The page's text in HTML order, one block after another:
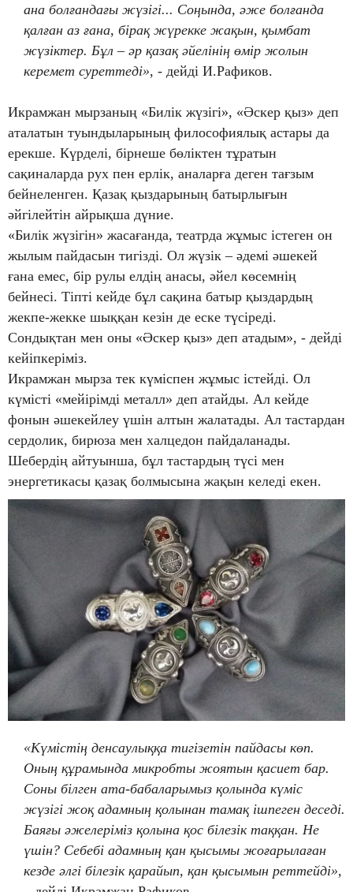
ана болғандағы жүзігі... Соңында, әже болғанда
қалған аз ғана, бірақ жүрекке жақын, қымбат
жүзіктер. Бұл – әр қазақ әйелінің өмір жолын
керемет суреттеді», - дейді И.Рафиков.
Икрамжан мырзаның «Билік жүзігі», «Әскер қыз» деп
аталатын туындыларының философиялық астары да
ерекше. Күрделі, бірнеше бөліктен тұратын
сақиналарда рух пен ерлік, аналарға деген тағзым
бейнеленген. Қазақ қыздарының батырлығын
әйгілейтін айрықша дүние.
«Билік жүзігін» жасағанда, театрда жұмыс істеген он
жылым пайдасын тигізді. Ол жүзік – әдемі әшекей
ғана емес, бір рулы елдің анасы, әйел көсемнің
бейнесі. Тіпті кейде бұл сақина батыр қыздардың
жекпе-жекке шыққан кезін де еске түсіреді.
Сондықтан мен оны «Әскер қыз» деп атадым», - дейді
кейіпкеріміз.
Икрамжан мырза тек күміспен жұмыс істейді. Ол
күмісті «мейірімді металл» деп атайды. Ал кейде
фонын әшекейлеу үшін алтын жалатады. Ал тастардан
сердолик, бирюза мен халцедон пайдаланады.
Шебердің айтуынша, бұл тастардың түсі мен
энергетикасы қазақ болмысына жақын келеді екен.
«Күмістің денсаулыққа тигізетін пайдасы көп.
Оның құрамында микробты жоятын қасиет бар.
Соны білген ата-бабаларымыз қолында күміс
жүзігі жоқ адамның қолынан тамақ ішпеген деседі.
Баяғы әжелеріміз қолына қос білезік таққан. Не
үшін? Себебі адамның қан қысымы жоғарылаған
кезде әлгі білезік қарайып, қан қысымын реттейді»,